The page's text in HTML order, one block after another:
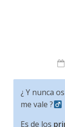
¿ Y nunca
me vale ?‍
Es de los